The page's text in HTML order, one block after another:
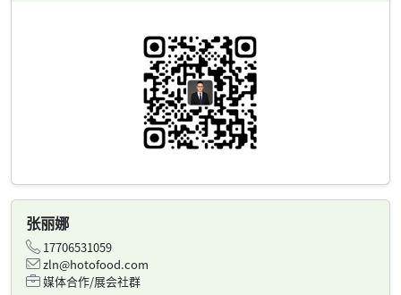
张丽娜
17706531059
zln@hotofood.com
媒体合作/展会社群